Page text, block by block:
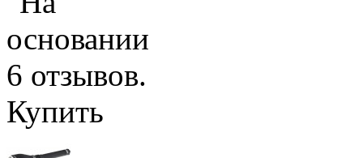
Купить